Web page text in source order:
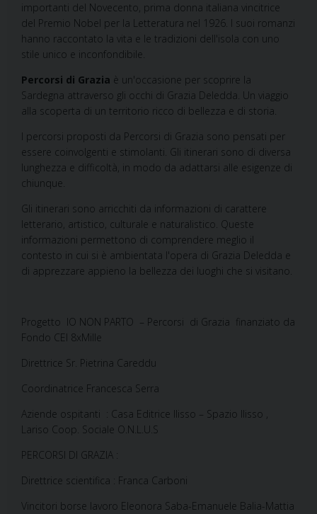
importanti del Novecento, prima donna italiana vincitrice
del Premio Nobel per la Letteratura nel 1926. I suoi romanzi
hanno raccontato la vita e le tradizioni dell'isola con uno
stile unico e inconfondibile.
Percorsi di Grazia è un'occasione per scoprire la
Sardegna attraverso gli occhi di Grazia Deledda. Un viaggio
alla scoperta di un territorio ricco di bellezza e di storia.
I percorsi proposti da Percorsi di Grazia sono pensati per
essere coinvolgenti e stimolanti. Gli itinerari sono di diversa
lunghezza e difficoltà, in modo da adattarsi alle esigenze di
chiunque.
Gli itinerari sono arricchiti da informazioni di carattere
letterario, artistico, culturale e naturalistico. Queste
informazioni permettono di comprendere meglio il
contesto in cui si è ambientata l'opera di Grazia Deledda e
di apprezzare appieno la bellezza dei luoghi che si visitano.
Progetto IO NON PARTO – Percorsi di Grazia finanziato da
Fondo CEI 8xMille
Direttrice Sr. Pietrina Careddu
Coordinatrice Francesca Serra
Aziende ospitanti : Casa Editrice Ilisso – Spazio Ilisso ,
Lariso Coop. Sociale O.N.L.U.S
PERCORSI DI GRAZIA :
Direttrice scientifica : Franca Carboni
Vincitori borse lavoro Eleonora Saba-Emanuele Balia-Mattia